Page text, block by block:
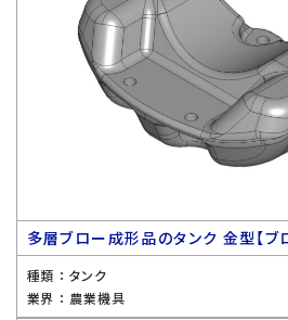
多層ブロー成形品のタンク 金型【
種類 ： タンク
業界 ： 農業機具